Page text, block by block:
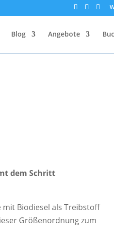
Blog Angebote
dem Schritt
mit Biodiesel als Treibstoff
Größenordnung zum